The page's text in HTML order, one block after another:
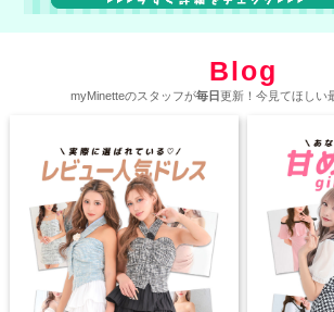
Blog
myMinetteのスタッフが毎日更新！今見てほしい